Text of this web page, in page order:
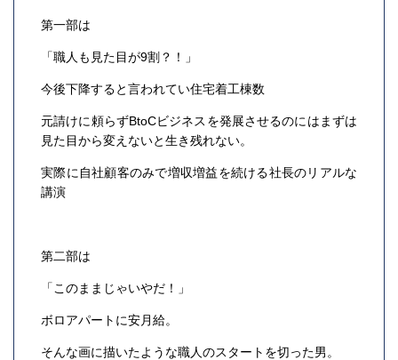
第一部は
「職人も見た目が9割？！」
今後下降すると言われてい住宅着工棟数
元請けに頼らずBtoCビジネスを発展させるのにはまずは
見た目から変えないと生き残れない。
実際に自社顧客のみで増収増益を続ける社長のリアルな
講演
第二部は
「このままじゃいやだ！」
ボロアパートに安月給。
そんな画に描いたような職人のスタートを切った男。